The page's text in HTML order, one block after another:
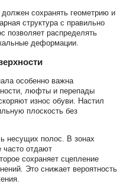
сохранять геометрию и
структура с правильно
позволяет распределять
деформации.
особенно важна
люфты и перепады
износ обуви. Настил
плоскость без
несущих полос. В зонах
часто отдают
сохраняет сцепление
Это снижает вероятность